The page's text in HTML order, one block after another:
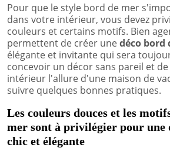
Pour que le style bord de mer
dans votre intérieur, vous devez
couleurs et certains motifs. Bien
permettent de créer unedéco bord
élégante et invitante qui sera
concevoir un décor sans pareil et
intérieur l'allure d'une maison de
suivre quelques bonnes pratiques.
Les couleurs douces et les
mer sont à privilégier pour une
chic et élégante